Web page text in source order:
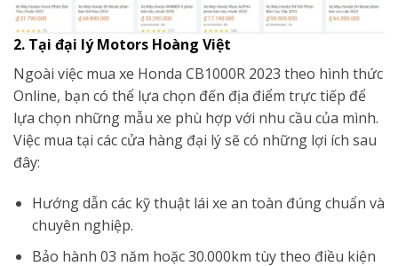
2. Tại đại lý Motors Hoàng Việt
Ngoài việc mua xe Honda CB1000R 2023 theo hình thức
Online, bạn có thể lựa chọn đến địa điểm trực tiếp để
lựa chọn những mẫu xe phù hợp với nhu cầu của mình.
Việc mua tại các cửa hàng đại lý sẽ có những lợi ích sau
đây:
Hướng dẫn các kỹ thuật lái xe an toàn đúng chuẩn và
chuyên nghiệp.
Bảo hành 03 năm hoặc 30.000km tùy theo điều kiện